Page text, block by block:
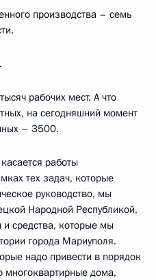
производства – семь
рабочих мест. А что
на сегодняшний момент
– 3500.
работы
тех задач, которые
руководство, мы
Народной Республикой,
и средства, которые мы
города Мариуполя.
надо привести в порядок
многоквартирные дома,